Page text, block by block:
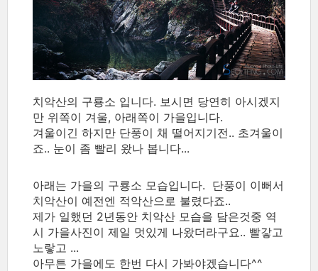
치악산의 구룡소 입니다. 보시면 당연히 아시겠지
만 위쪽이 겨울, 아래쪽이 가을입니다.
겨울이긴 하지만 단풍이 채 떨어지기전.. 초겨울이
죠.. 눈이 좀 빨리 왔나 봅니다...
아래는 가을의 구룡소 모습입니다. 단풍이 이뻐서
치악산이 예전엔 적악산으로 불렸다죠..
제가 일했던 2년동안 치악산 모습을 담은것중 역
시 가을사진이 제일 멋있게 나왔더라구요.. 빨갛고
노랗고 ...
아무튼 가을에도 한번 다시 가봐야겠습니다^^